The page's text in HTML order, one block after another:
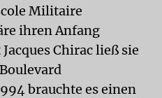
Militaire
ihren Anfang
Chirac ließ sie
brauchte es einen